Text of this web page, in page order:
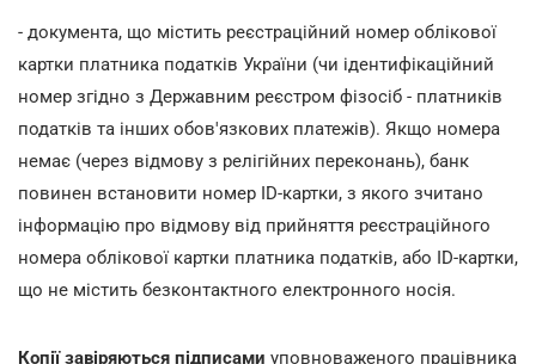
- документа, що містить реєстраційний номер облікової
картки платника податків України (чи ідентифікаційний
номер згідно з Державним реєстром фізосіб - платників
податків та інших обов'язкових платежів). Якщо номера
немає (через відмову з релігійних переконань), банк
повинен встановити номер ID-картки, з якого зчитано
інформацію про відмову від прийняття реєстраційного
номера облікової картки платника податків, або ID-картки,
що не містить безконтактного електронного носія.
Копії завіряються підписами уповноваженого працівника